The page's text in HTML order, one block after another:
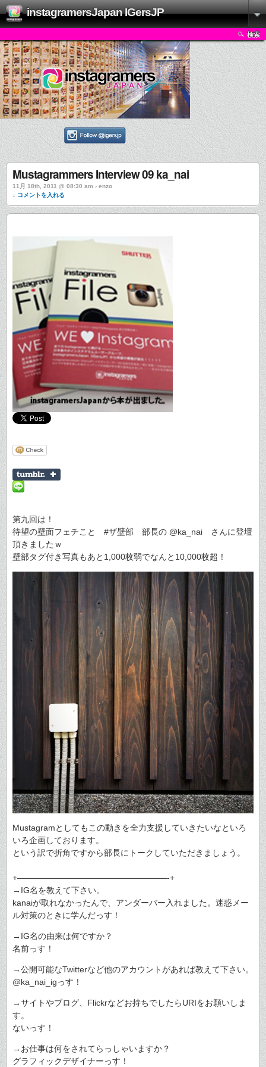
instagramersJapan IGersJP
検索
Mustagrammers Interview 09 ka_nai
11月 18th, 2011 @ 08:30 am › enzo
↓ コメントを入れる
第九回は！
待望の壁面フェチこと #ザ壁部 部長の @ka_nai さんに登壇
頂きましたｗ
壁部タグ付き写真もあと1,000枚弱でなんと10,000枚超！
Mustagramとしてもこの動きを全力支援していきたいなといろ
いろ企画しております。
という訳で折角ですから部長にトークしていただきましょう。
+——————————————————-+
→IG名を教えて下さい。
kanaiが取れなかったんで、アンダーバー入れました。迷惑メー
ル対策のときに学んだっす！
→IG名の由来は何ですか？
名前っす！
→公開可能なTwitterなど他のアカウントがあれば教えて下さい。
@ka_nai_igっす！
→サイトやブログ、Flickrなどお持ちでしたらURIをお願いしま
す。
ないっす！
→お仕事は何をされてらっしゃいますか？
グラフィックデザイナーっす！